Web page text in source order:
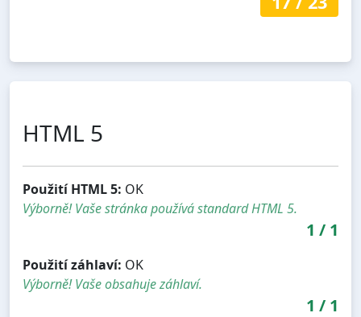
HTML 5
Použití HTML 5: OK
Výborně! Vaše stránka používá standard HTML 5.
1 / 1
Použití záhlaví: OK
Výborně! Vaše obsahuje záhlaví.
1 / 1